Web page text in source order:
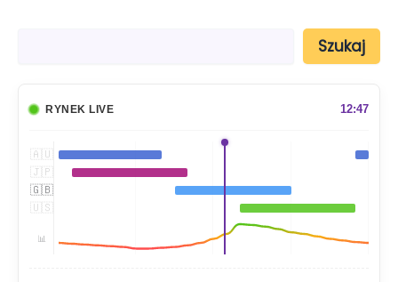
Szukaj
RYNEK LIVE 12:47
🇦🇺
🇯🇵
🇬🇧
🇺🇸
📊